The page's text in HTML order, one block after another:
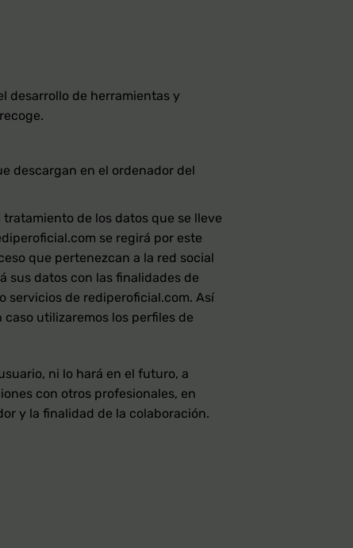
desarrollo de herramientas y
descargan en el ordenador del
de los datos que se lleve
se regirá por este
que pertenezcan a la red social
sus datos con las finalidades de
servicios de rediperoficial.com. Así
utilizaremos los perfiles de
ni lo hará en el futuro, a
con otros profesionales, en
y la finalidad de la colaboración.